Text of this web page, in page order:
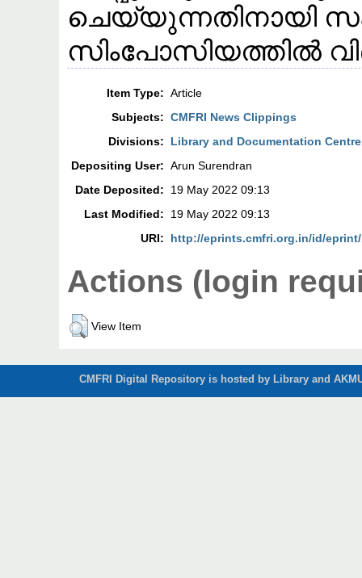
ചെയ്യുന്നതിനായി
സിംപോസിയത്തില്‍
Item Type: Article
Subjects: CMFRI News Clippings
Divisions:
Library and Documentation Centre
Depositing User: Arun Surendran
Date Deposited:
19 May 2022 09:13
Last Modified:
19 May 2022 09:13
URI:
http://eprints.cmfri.org.in/id/eprint/
Actions (login
View Item
CMFRI Digital Repository is hosted by Library and